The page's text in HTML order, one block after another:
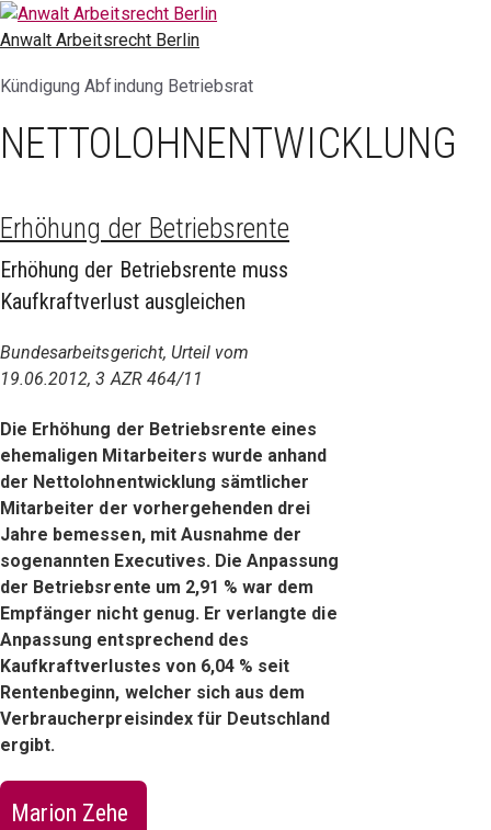
Zum
Inhalt
Anwalt Arbeitsrecht Berlin
Kündigung Abfindung Betriebsrat
NETTOLOHNENTWICKLUNG
Erhöhung der Betriebsrente
Erhöhung der Betriebsrente muss
Kaufkraftverlust ausgleichen
Bundesarbeitsgericht, Urteil vom
19.06.2012, 3 AZR 464/11
Die Erhöhung der Betriebsrente eines
ehemaligen Mitarbeiters wurde anhand
der Nettolohnentwicklung sämtlicher
Mitarbeiter der vorhergehenden drei
Jahre bemessen, mit Ausnahme der
sogenannten Executives. Die Anpassung
der Betriebsrente um 2,91 % war dem
Empfänger nicht genug. Er verlangte die
Anpassung entsprechend des
Kaufkraftverlustes von 6,04 % seit
Rentenbeginn, welcher sich aus dem
Verbraucherpreisindex für Deutschland
ergibt.
Marion Zehe